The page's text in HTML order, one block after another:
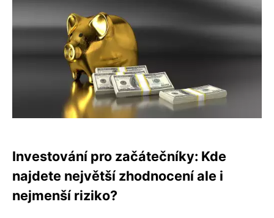
Investování pro začátečníky: Kde
najdete největší zhodnocení ale i
nejmenší riziko?